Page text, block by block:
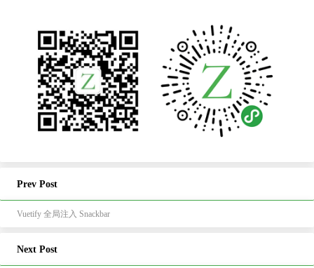
Prev Post
Vuetify 全局注入 Snackbar
Next Post